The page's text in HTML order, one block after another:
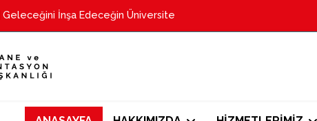
| Geleceğini İnşa Edeceğin Üniversite